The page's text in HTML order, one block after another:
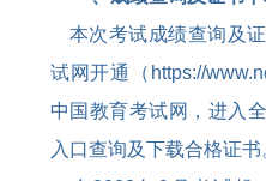
本次考试成绩查询及
试网开通（ https://
中国教育考试网，进入
入口查询及下载合格证书